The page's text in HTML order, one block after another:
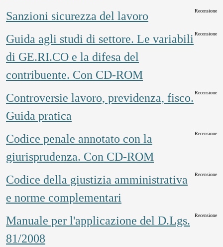
Sanzioni sicurezza del lavoro Recensione
Guida agli studi di settore. Le variabili
di GE.RI.CO e la difesa del
contribuente. Con CD-ROM
Recensione
Controversie lavoro, previdenza, fisco.
Guida pratica
Recensione
Codice penale annotato con la
giurisprudenza. Con CD-ROM
Recensione
Codice della giustizia amministrativa
e norme complementari
Recensione
Manuale per l'applicazione del D.Lgs.
81/2008
Recensione